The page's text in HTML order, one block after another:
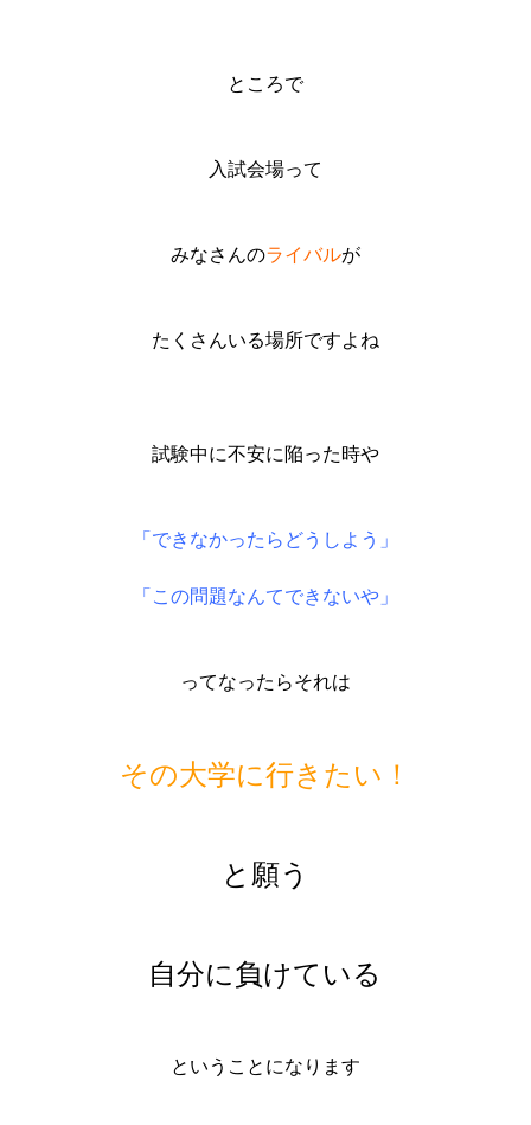
ところで
入試会場って
みなさんのライバルが
たくさんいる場所ですよね
試験中に不安に陥った時や
「できなかったらどうしよう」
「この問題なんてできないや」
ってなったらそれは
その大学に行きたい！
と願う
自分に負けている
ということになります